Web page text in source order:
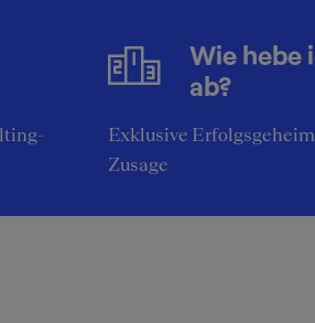
Wie hebe
ab?
Exklusive
Zusage